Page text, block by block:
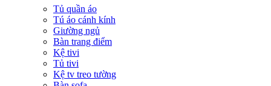
Tủ quần áo
Tú áo cánh kính
Giường ngủ
Bàn trang điểm
Kệ tivi
Tủ tivi
Kệ tv treo tường